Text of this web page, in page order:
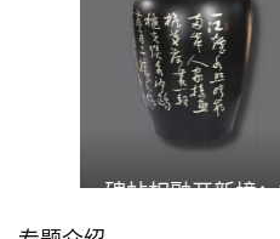
碑帖相融开新境：舒炯书
藏前景